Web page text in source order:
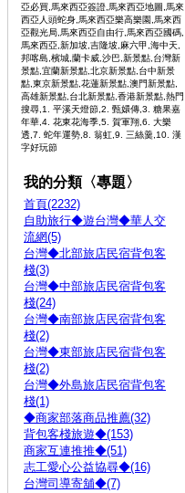
亞必買,馬來西亞簽證,馬來西亞地圖,馬來
西亞人頭蛇身,馬來西亞樂高樂園,馬來西
亞觀光局,馬來西亞自由行,馬來西亞國碼,
馬來西亞,新加坡,吉隆坡,麻六甲,海中天,
邦喀島,檳城,蘭卡威,沙巴,新景點,台灣新
景點,宜蘭新景點,北京新景點,台中新景
點,東京新景點,花蓮新景點,澳門新景點,
高雄新景點,台北新景點,香港新景點,熱門
搜尋,1. 平溪天燈節,2. 甄嬛傳,3. 糖果嘉
年華,4. 花東花海季,5. 賀軍翔,6. 大樂
透,7. 蛇年運勢,8. 翁虹,9. 三絲羹,10. 漢
字好玩節
我的分類〈專題〉
首頁(2232)
自助旅行◆遊台灣◆華人交
流網(5)
台灣◆北部旅店民宿背包客
棧(3)
台灣◆中部旅店民宿背包客
棧(24)
台灣◆南部旅店民宿背包客
棧(2)
台灣◆東部旅店民宿背包客
棧(2)
台灣◆外島旅店民宿背包客
棧(1)
◆商家部落商品推薦(32)
背包客棧旅遊◆(153)
商家互連推推◆(51)
志工愛心公益協尋◆(16)
台灣司導寄舖◆(7)